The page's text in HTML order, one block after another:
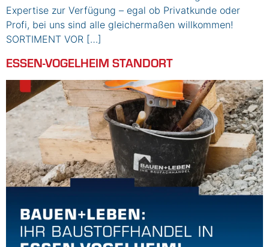
Expertise zur Verfügung – egal ob Privatkunde oder
Profi, bei uns sind alle gleichermaßen willkommen!
SORTIMENT VOR […]
ESSEN-VOGELHEIM STANDORT